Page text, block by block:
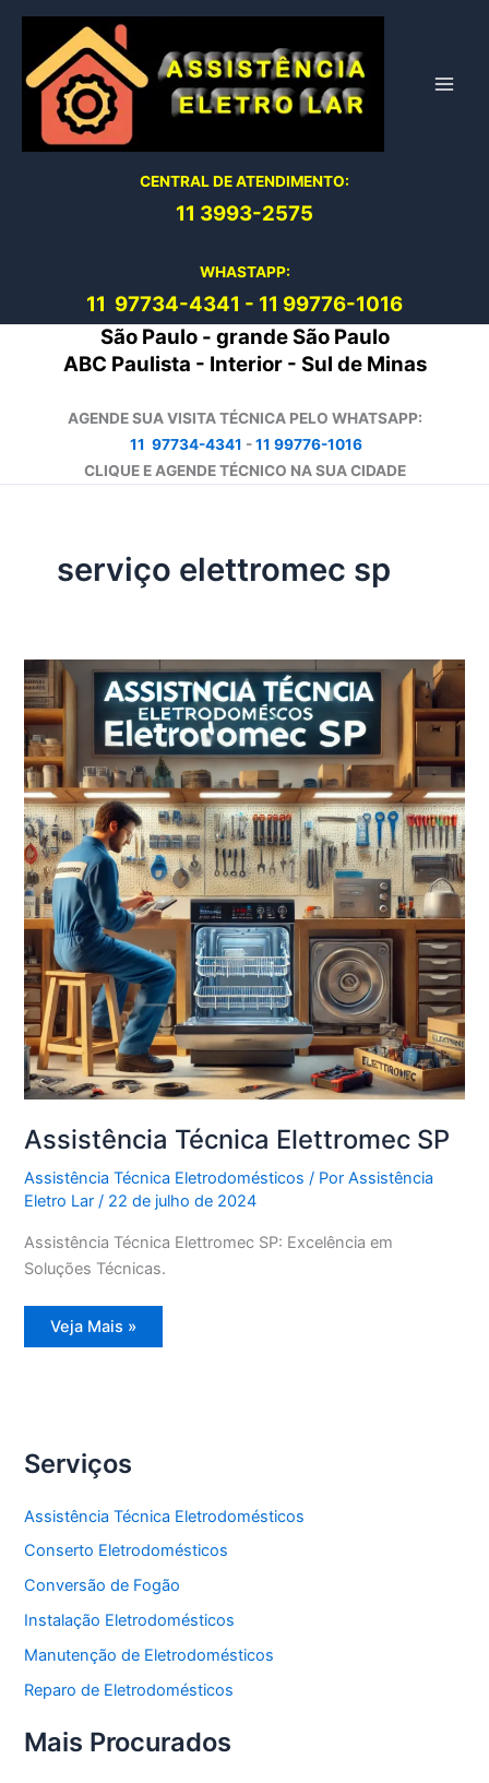
conteúdo
CENTRAL DE ATENDIMENTO:
11 3993-2575
WHASTAPP:
11 97734-4341 - 11 99776-1016
São Paulo - grande São Paulo
ABC Paulista - Interior - Sul de Minas
AGENDE SUA VISITA TÉCNICA PELO WHATSAPP:
11 97734-4341 -11 99776-1016
CLIQUE E AGENDE TÉCNICO NA SUA CIDADE
serviço elettromec sp
Assistência Técnica Elettromec SP
Assistência Técnica Eletrodomésticos / PorAssistência
Eletro Lar/ 22 de julho de 2024
Assistência Técnica Elettromec SP: Excelência em
Soluções Técnicas.
Assistência
Técnica
Veja Mais »
Serviços
Assistência Técnica Eletrodomésticos
Conserto Eletrodomésticos
Conversão de Fogão
Instalação Eletrodomésticos
Manutenção de Eletrodomésticos
Reparo de Eletrodomésticos
Mais Procurados